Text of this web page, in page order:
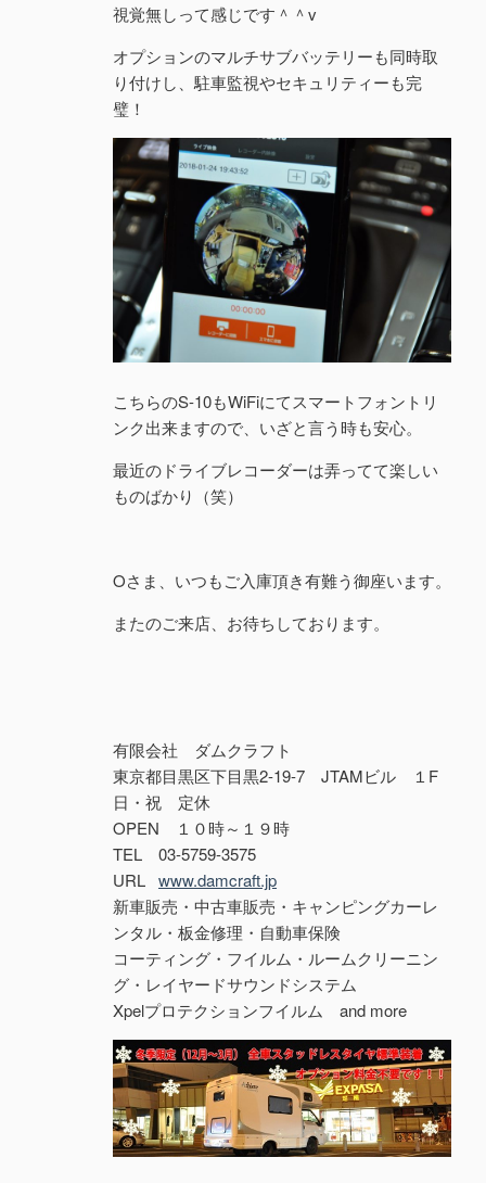
視覚無しって感じです＾＾v
オプションのマルチサブバッテリーも同時取
り付けし、駐車監視やセキュリティーも完
璧！
こちらのS-10もWiFiにてスマートフォントリ
ンク出来ますので、いざと言う時も安心。
最近のドライブレコーダーは弄ってて楽しい
ものばかり（笑）
Oさま、いつもご入庫頂き有難う御座います。
またのご来店、お待ちしております。
有限会社 ダムクラフト
東京都目黒区下目黒2-19-7 JTAMビル １F
日・祝 定休
OPEN １０時～１９時
TEL 03-5759-3575
URL www.damcraft.jp
新車販売・中古車販売・キャンピングカーレ
ンタル・板金修理・自動車保険
コーティング・フイルム・ルームクリーニン
グ・レイヤードサウンドシステム
Xpelプロテクションフイルム and more